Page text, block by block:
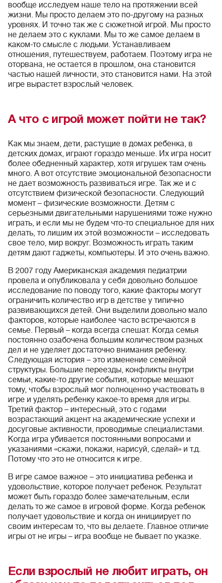
вообще исследуем наше тело на протяжении всей
жизни. Мы просто делаем это по-другому на разных
уровнях. И точно так же с сюжетной игрой. Мы просто
не делаем это с куклами. Мы то же самое делаем в
каком-то смысле с людьми. Устанавливаем
отношения, путешествуем, работаем. Поэтому игра не
оторвана, не остается в прошлом, она становится
частью нашей личности, это становится нами. На этой
игре вырастет взрослый человек.
А что с игрой может пойти не так?
Как мы знаем, дети, растущие в домах ребенка, в
детских домах, играют гораздо меньше. Их игра носит
более обедненный характер, хотя игрушек там очень
много. А вот отсутствие эмоциональной безопасности
не дает возможность развиваться игре. Так же и с
отсутствием физической безопасности. Следующий
момент – физические возможности. Детям с
серьезными двигательными нарушениями тоже нужно
играть, и если мы не будем что-то специальное для них
делать, то лишим их этой возможности – исследовать
свое тело, мир вокруг. Возможность играть таким
детям дают гаджеты, компьютеры. И это очень важно.
В 2007 году Американская академия педиатрии
провела и опубликовала у себя довольно большое
исследование по поводу того, какие факторы могут
ограничить количество игр в детстве у типично
развивающихся детей. Они выделили довольно мало
факторов, которые наиболее часто встречаются в
семье. Первый – когда всегда спешат. Когда семья
постоянно озабочена большим количеством разных
дел и не уделяет достаточно внимания ребенку.
Следующая история – это изменение семейной
структуры. Большие переезды, конфликты внутри
семьи, какие-то другие события, которые мешают
тому, чтобы взрослый мог полноценно участвовать в
игре и уделять ребенку какое-то время для игры.
Третий фактор – интересный, это с годами
возрастающий акцент на академические успехи и
досуговые активности, проводимые специалистами.
Когда игра убивается постоянными вопросами и
указаниями «скажи, покажи, нарисуй, сделай» и т.д.
Потому что это не относится к игре.
В игре самое важное – это инициатива ребенка и
удовольствие, которое получает ребенок. Результат
может быть гораздо более замечательным, если
делать то же самое в игровой форме. Когда ребенок
получает удовольствие и когда он инициирует по
своим интересам то, что вы делаете. Главное отличие
игры от не игры – игра вообще не бывает по указке.
Если взрослый не любит играть, он